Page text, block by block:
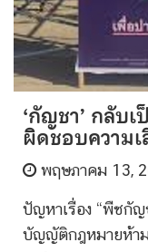
‘กัญชา’ กลับเ
ผิดชอบความเ
พฤษภาคม 13,
ปัญหาเรื่อง “พืชกัญ
บัญญัติกฎหมายห้าม